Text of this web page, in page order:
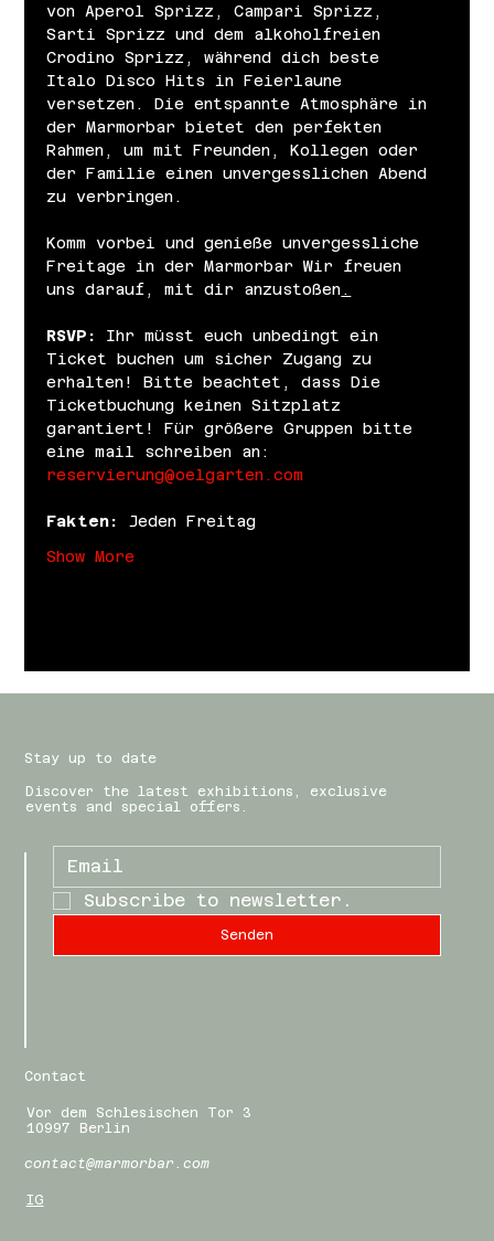
von Aperol Sprizz, Campari Sprizz,
Sarti Sprizz und dem alkoholfreien
Crodino Sprizz, während dich beste
Italo Disco Hits in Feierlaune
versetzen. Die entspannte Atmosphäre in
der Marmorbar bietet den perfekten
Rahmen, um mit Freunden, Kollegen oder
der Familie einen unvergesslichen Abend
zu verbringen.
Komm vorbei und genieße unvergessliche
Freitage in der Marmorbar Wir freuen
uns darauf, mit dir anzustoßen .
RSVP: Ihr müsst euch unbedingt ein
Ticket buchen um sicher Zugang zu
erhalten! Bitte beachtet, dass Die
Ticketbuchung keinen Sitzplatz
garantiert! Für größere Gruppen bitte
eine mail schreiben an:
reservierung@oelgarten.com
Fakten:
Jeden Freitag
Show More
Stay up to date
Discover the latest exhibitions, exclusive
events and special offers.
Subscribe to newsletter.
Senden
Contact
Vor dem Schlesischen Tor 3
10997 Berlin
contact@marmorbar.com
IG